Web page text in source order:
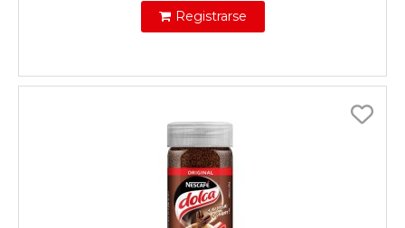
Registrarse